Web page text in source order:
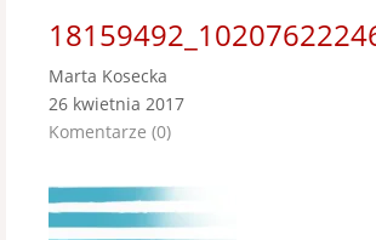
Marta Kosecka
26 kwietnia 2017
Komentarze (0)